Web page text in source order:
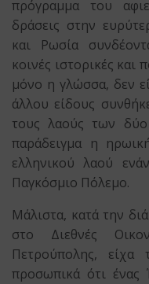
πρόγραμμα του
δράσεις στην
και Ρωσία
κοινές ιστορικές και
μόνο η γλώσσα, δεν
άλλου είδους
τους λαούς των
παράδειγμα η
ελληνικού λαού
Παγκόσμιο Πόλεμο.
Μάλιστα, κατά την
στο Διεθνές
Πετρούπολης, είχα
προσωπικά ότι ένας